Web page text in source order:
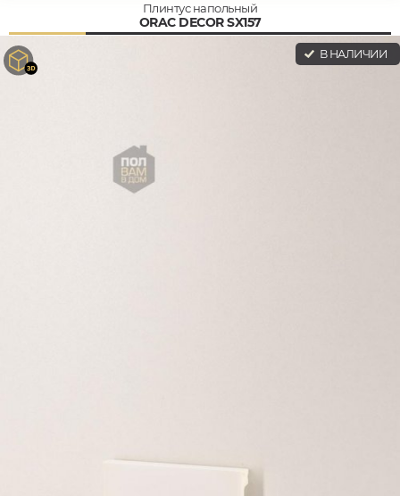
Плинтус напольный
ORAC DECOR SX157
В НАЛИЧИИ